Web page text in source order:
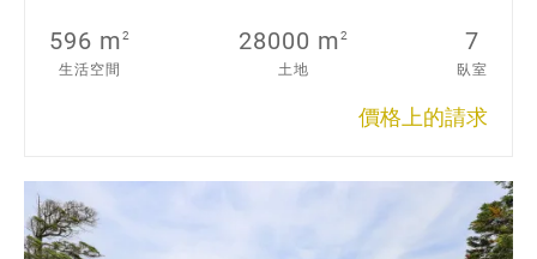
596 m2
生活空間
28000 m2
土地
7
臥室
價格上的請求